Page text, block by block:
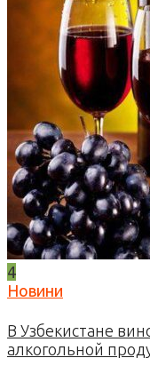
4
Новини
В Узбекистане
алкогольной